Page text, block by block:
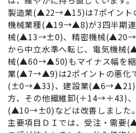
製造業(▲22→▲15)は7ポイント
機械業種(▲19→▲8)が3四半期連
械(▲13→±0)、精密機械
から中立水準へ転じ、電気機
械(▲60→▲50)もマイナス幅を縮
業(▲7→▲9)は2ポイントの悪化
(±0→▲33)、建設業(▲6→▲21)
方、その他繊維卸(＋14→＋43)
(▲10→±0)などは改善しました。
主要項目ＤＩでは、受注・需